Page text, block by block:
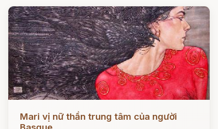
Mari vị nữ thần trung tâm của người